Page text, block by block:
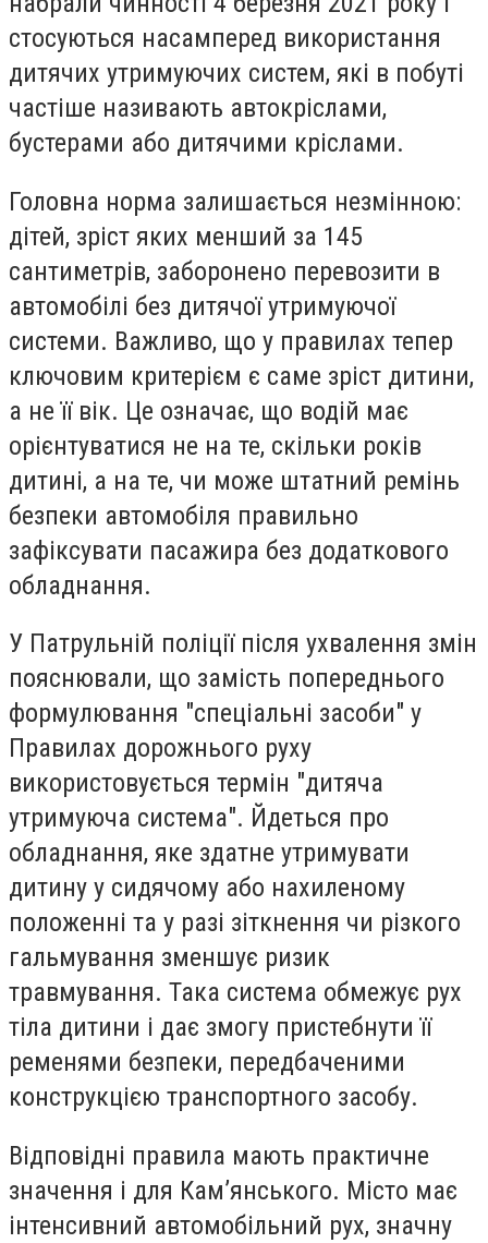
стосуються насамперед використання
дитячих утримуючих систем, які в побуті
частіше називають автокріслами,
бустерами або дитячими кріслами.
Головна норма залишається незмінною:
дітей, зріст яких менший за 145
сантиметрів, заборонено перевозити в
автомобілі без дитячої утримуючої
системи. Важливо, що у правилах тепер
ключовим критерієм є саме зріст дитини,
а не її вік. Це означає, що водій має
орієнтуватися не на те, скільки років
дитині, а на те, чи може штатний ремінь
безпеки автомобіля правильно
зафіксувати пасажира без додаткового
обладнання.
У Патрульній поліції після ухвалення змін
пояснювали, що замість попереднього
формулювання "спеціальні засоби" у
Правилах дорожнього руху
використовується термін "дитяча
утримуюча система". Йдеться про
обладнання, яке здатне утримувати
дитину у сидячому або нахиленому
положенні та у разі зіткнення чи різкого
гальмування зменшує ризик
травмування. Така система обмежує рух
тіла дитини і дає змогу пристебнути її
ременями безпеки, передбаченими
конструкцією транспортного засобу.
Відповідні правила мають практичне
значення і для Кам’янського. Місто має
інтенсивний автомобільний рух, значну